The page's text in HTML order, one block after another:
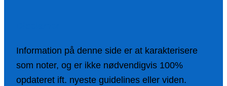
Information på denne side er at karakterisere
som noter, og er ikke nødvendigvis 100%
opdateret ift. nyeste guidelines eller viden.